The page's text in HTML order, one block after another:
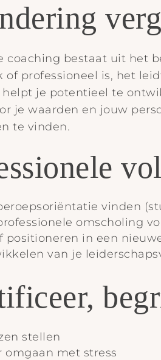
coaching bestaat uit het
of professioneel is, het
helpt je potentieel te
je waarden en jouw
te vinden.
vinden
omscholing
positioneren in een
van je
stellen
omgaan met stress